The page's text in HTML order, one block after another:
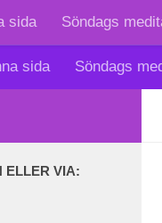
sida Söndags
sida Söndags
ELLER VIA: